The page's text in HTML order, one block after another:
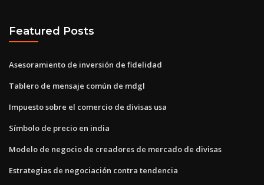
Featured Posts
Asesoramiento de inversión de fidelidad
Tablero de mensaje común de mdgl
Impuesto sobre el comercio de divisas usa
Símbolo de precio en india
Modelo de negocio de creadores de mercado de divisas
Estrategias de negociación contra tendencia